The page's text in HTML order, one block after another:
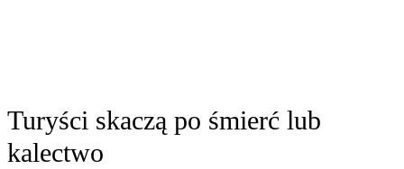
Turyści skaczą po śmierć lub
kalectwo